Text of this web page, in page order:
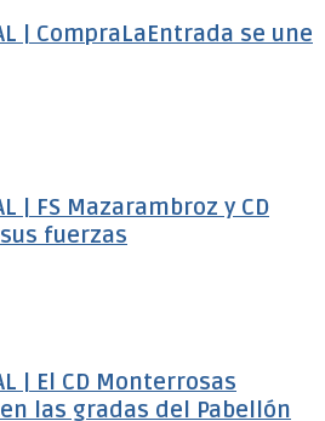
| CompraLaEntrada se une
| FS Mazarambroz y CD
fuerzas
| El CD Monterrosas
las gradas del Pabellón